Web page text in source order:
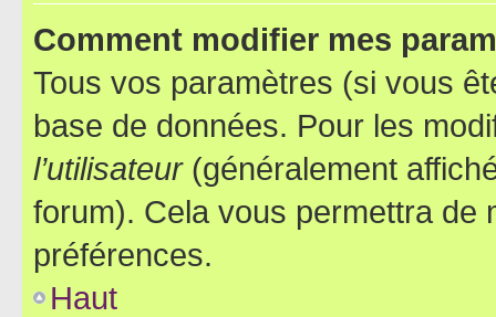
Comment modifier mes
Tous vos paramètres (si vous
base de données. Pour les
l’utilisateur(généralement
forum). Cela vous permettra de
préférences.
Haut